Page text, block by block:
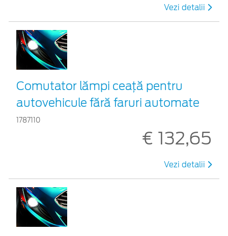
Vezi detalii
Comutator lămpi ceaţă pentru
autovehicule fără faruri automate
1787110
€ 132,65
Vezi detalii